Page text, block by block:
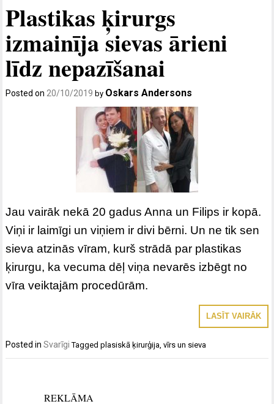
Plastikas ķirurgs
izmainīja sievas ārieni
līdz nepazīšanai
Posted on20/10/2019 by Oskars Andersons
Jau vairāk nekā 20 gadus Anna un Filips ir kopā.
Viņi ir laimīgi un viņiem ir divi bērni. Un ne tik sen
sieva atzinās vīram, kurš strādā par plastikas
ķirurgu, ka vecuma dēļ viņa nevarēs izbēgt no
vīra veiktajām procedūrām.
LASĪT VAIRĀK
Posted inSvarīgi Taggedplasiskā ķirurģija,vīrs un sieva
REKLĀMA